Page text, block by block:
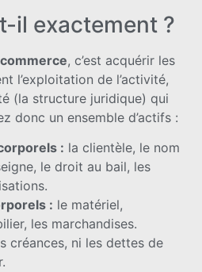
il exactement ?
, c’est acquérir les
l’exploitation de l’activité,
(la structure juridique) qui
donc un ensemble d’actifs :
: la clientèle, le nom
le droit au bail, les
: le matériel,
les marchandises.
créances, ni les dettes de